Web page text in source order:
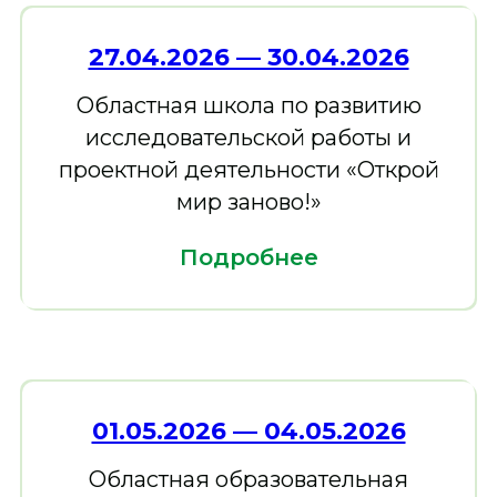
27.04.2026 — 30.04.2026
Областная школа по развитию
исследовательской работы и
проектной деятельности «Открой
мир заново!»
Подробнее
01.05.2026 — 04.05.2026
Областная образовательная